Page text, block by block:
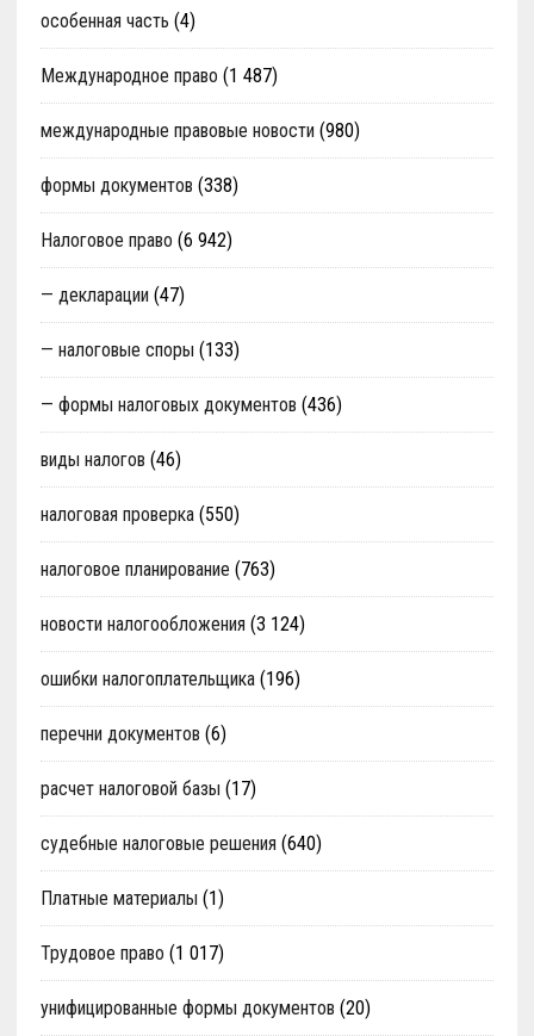
особенная часть (4)
Международное право (1 487)
международные правовые новости (980)
формы документов (338)
Налоговое право (6 942)
— декларации (47)
— налоговые споры (133)
— формы налоговых документов (436)
виды налогов (46)
налоговая проверка(550)
налоговое планирование (763)
новости налогообложения (3 124)
ошибки налогоплательщика(196)
перечни документов (6)
расчет налоговой базы (17)
судебные налоговые решения (640)
Платные материалы (1)
Трудовое право (1 017)
унифицированные формы документов (20)